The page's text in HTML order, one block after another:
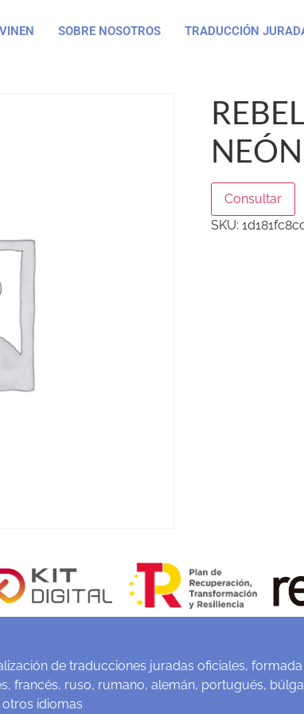
SOBRE NOSOTROS TRADUCCIÓN
Consultar
SKU:
de traducciones juradas oficiales,
francés, ruso, rumano, alemán, portugués,
idiomas